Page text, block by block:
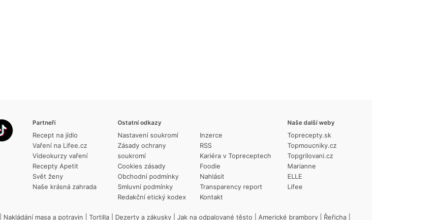
Partneři
Recept na jídlo
Vaření na Lifee.cz
Videokurzy vaření
Recepty Apetit
Svět ženy
Naše krásná zahrada
Ostatní odkazy
Nastavení soukromí
Zásady ochrany
soukromí
Cookies zásady
Obchodní podmínky
Smluvní podmínky
Redakční etický kodex
Inzerce
RSS
Kariéra v Topreceptech
Foodie
Nahlásit
Transparency report
Kontakt
Naše další weby
Toprecepty.sk
Topmoucniky.cz
Topgrilovani.cz
Marianne
ELLE
Lifee
Nakládání masa a potravin Tortilla Dezerty a zákusky Jak na odpalované těsto Americké brambory Řeřicha